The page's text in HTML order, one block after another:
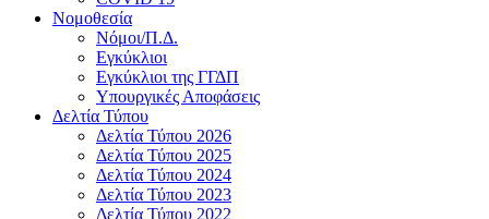
Νομοθεσία
Νόμοι/Π.Δ.
Εγκύκλιοι
Εγκύκλιοι της ΓΓΔΠ
Υπουργικές Αποφάσεις
Δελτία Τύπου
Δελτία Τύπου 2026
Δελτία Τύπου 2025
Δελτία Τύπου 2024
Δελτία Τύπου 2023
Δελτία Τύπου 2022